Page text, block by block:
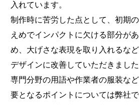
入れています。
制作時に苦労した点として、初期
えめでインパクトに欠ける部分が
め、大げさな表現を取り入れるな
デザインに改善していただきました
専門分野の用語や作業者の服装な
要となるポイントについては弊社